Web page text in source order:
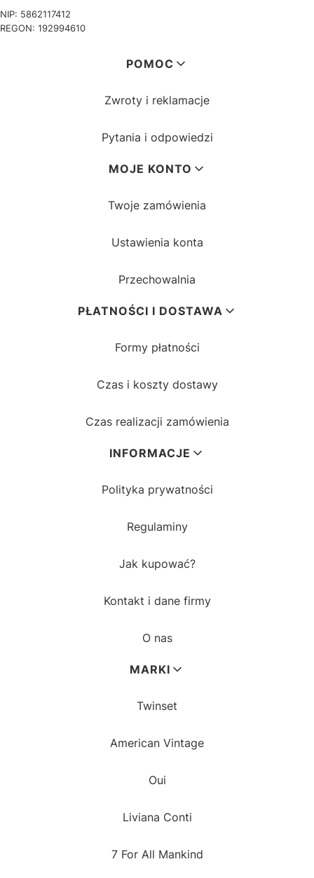
NIP: 5862117412
REGON: 192994610
POMOC
Zwroty i reklamacje
Pytania i odpowiedzi
MOJE KONTO
Twoje zamówienia
Ustawienia konta
Przechowalnia
PŁATNOŚCI I DOSTAWA
Formy płatności
Czas i koszty dostawy
Czas realizacji zamówienia
INFORMACJE
Polityka prywatności
Regulaminy
Jak kupować?
Kontakt i dane firmy
O nas
MARKI
Twinset
American Vintage
Oui
Liviana Conti
7 For All Mankind